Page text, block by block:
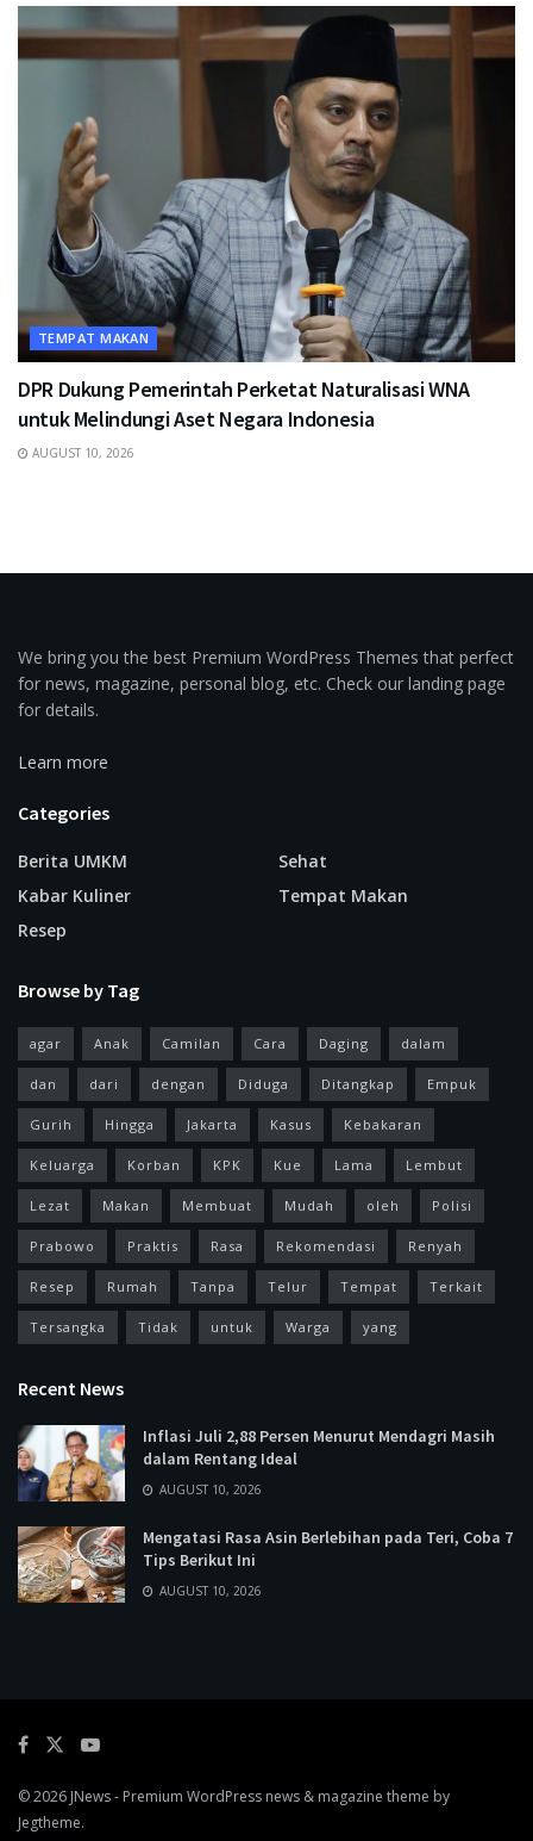
TEMPAT MAKAN
DPR Dukung Pemerintah Perketat Naturalisasi WNA
untuk Melindungi Aset Negara Indonesia
AUGUST 10, 2026
We bring you the best Premium WordPress Themes that perfect
for news, magazine, personal blog, etc. Check our landing page
for details.
Learn more
Categories
Berita UMKM
Kabar Kuliner
Resep
Sehat
Tempat Makan
Browse by Tag
agar Anak Camilan Cara Daging dalam
dan dari dengan Diduga Ditangkap Empuk
Gurih Hingga Jakarta Kasus Kebakaran
Keluarga Korban KPK Kue Lama Lembut
Lezat Makan Membuat Mudah oleh Polisi
Prabowo Praktis Rasa Rekomendasi Renyah
Resep Rumah Tanpa Telur Tempat Terkait
Tersangka Tidak untuk Warga yang
Recent News
Inflasi Juli 2,88 Persen Menurut Mendagri Masih
dalam Rentang Ideal
AUGUST 10, 2026
Mengatasi Rasa Asin Berlebihan pada Teri, Coba 7
Tips Berikut Ini
AUGUST 10, 2026
© 2026 JNews- Premium WordPress news & magazine theme by
Jegtheme.